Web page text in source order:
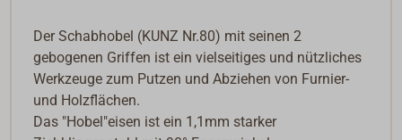
Der Schabhobel (KUNZ Nr.80) mit seinen 2
gebogenen Griffen ist ein vielseitiges und nützliches
Werkzeuge zum Putzen und Abziehen von Furnier-
und Holzflächen.
Das "Hobel"eisen ist ein 1,1mm starker